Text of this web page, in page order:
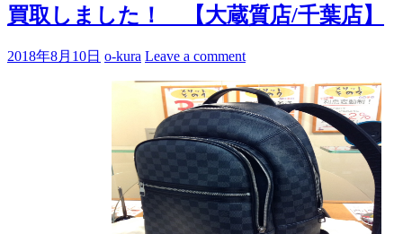
買取しました！ 【大蔵質店/千葉店】
2018年8月10日 o-kura Leave a comment